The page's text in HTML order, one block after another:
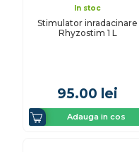
In stoc
Stimulator inradacinare
Rhyzostim 1 L
95.00 lei
Adauga in cos